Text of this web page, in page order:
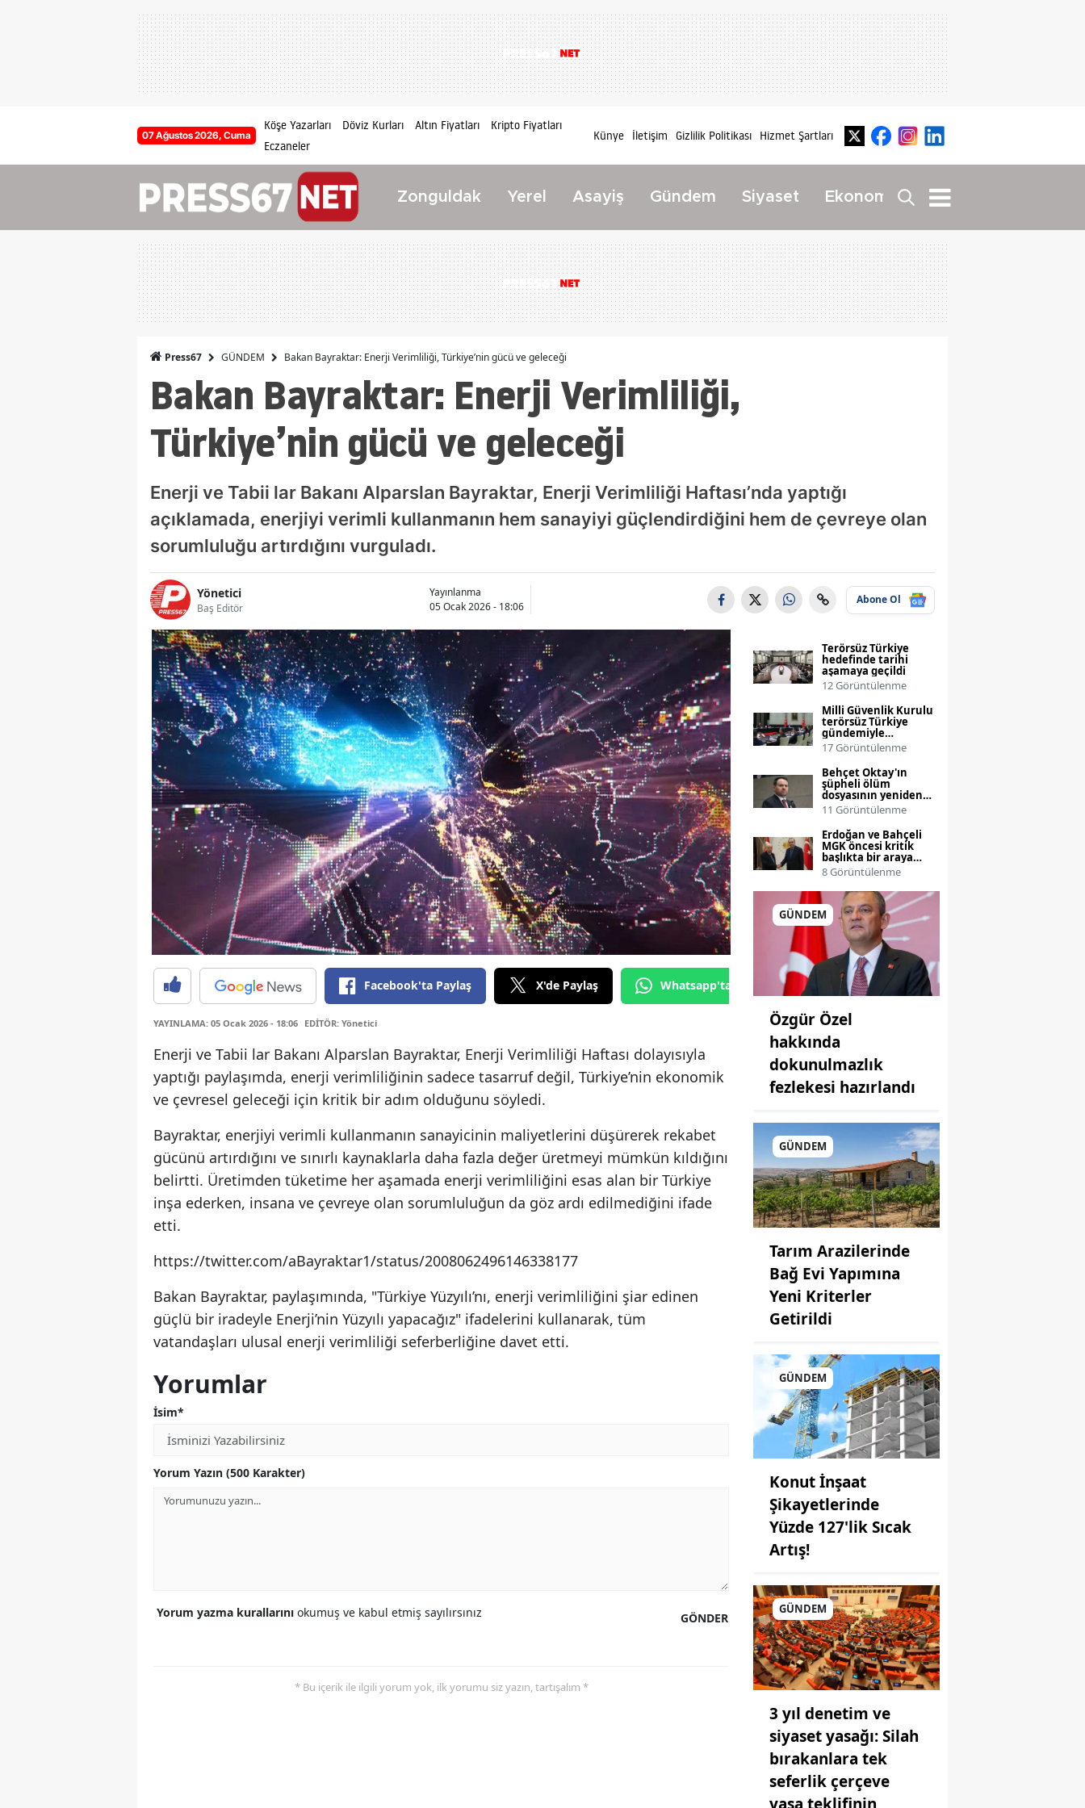
07 Ağustos 2026, Cuma
Köşe Yazarları Döviz Kurları Altın Fiyatları
Kripto Fiyatları
Eczaneler
Künye İletişim Gizlilik Politikası Hizmet Şartları
Zonguldak Yerel Asayiş Gündem Siyaset Ekonomi Yaşam
Press67 GÜNDEM Bakan Bayraktar: Enerji Verimliliği, Türkiye’nin gücü ve geleceği
Bakan Bayraktar: Enerji Verimliliği,
Türkiye’nin gücü ve geleceği
Enerji ve Tabii lar Bakanı Alparslan Bayraktar, Enerji Verimliliği Haftası’nda yaptığı
açıklamada, enerjiyi verimli kullanmanın hem sanayiyi güçlendirdiğini hem de çevreye olan
sorumluluğu artırdığını vurguladı.
Yönetici
Baş Editör
Yayınlanma
05 Ocak 2026 - 18:06
Abone Ol
Facebook'ta Paylaş X'de Paylaş Whatsapp'tan Gönder
YAYINLAMA: 05 Ocak 2026 - 18:06 EDİTÖR: Yönetici
Enerji ve Tabii lar Bakanı Alparslan Bayraktar, Enerji Verimliliği Haftası dolayısıyla
yaptığı paylaşımda, enerji verimliliğinin sadece tasarruf değil, Türkiye’nin ekonomik
ve çevresel geleceği için kritik bir adım olduğunu söyledi.
Bayraktar, enerjiyi verimli kullanmanın sanayicinin maliyetlerini düşürerek rekabet
gücünü artırdığını ve sınırlı kaynaklarla daha fazla değer üretmeyi mümkün kıldığını
belirtti. Üretimden tüketime her aşamada enerji verimliliğini esas alan bir Türkiye
inşa ederken, insana ve çevreye olan sorumluluğun da göz ardı edilmediğini ifade
etti.
https://twitter.com/aBayraktar1/status/2008062496146338177
Bakan Bayraktar, paylaşımında, "Türkiye Yüzyılı’nı, enerji verimliliğini şiar edinen
güçlü bir iradeyle Enerji’nin Yüzyılı yapacağız" ifadelerini kullanarak, tüm
vatandaşları ulusal enerji verimliliği seferberliğine davet etti.
Yorumlar
İsim*
Yorum Yazın (500 Karakter)
GÖNDER
Yorum yazma kurallarını okumuş ve kabul etmiş sayılırsınız
* Bu içerik ile ilgili yorum yok, ilk yorumu siz yazın, tartışalım *
Terörsüz Türkiye
hedefinde tarihi
aşamaya geçildi
12 Görüntülenme
Milli Güvenlik Kurulu
terörsüz Türkiye
gündemiyle
toplanıyor
17 Görüntülenme
Behçet Oktay'ın
şüpheli ölüm
dosyasının yeniden
incelenmesi talebi
Bakanlığa taşınıyor
11 Görüntülenme
Erdoğan ve Bahçeli
MGK öncesi kritik
başlıkta bir araya
geliyor
8 Görüntülenme
GÜNDEM
Özgür Özel
hakkında
dokunulmazlık
fezlekesi hazırlandı
GÜNDEM
Tarım Arazilerinde
Bağ Evi Yapımına
Yeni Kriterler
Getirildi
GÜNDEM
Konut İnşaat
Şikayetlerinde
Yüzde 127'lik Sıcak
Artış!
GÜNDEM
3 yıl denetim ve
siyaset yasağı: Silah
bırakanlara tek
seferlik çerçeve